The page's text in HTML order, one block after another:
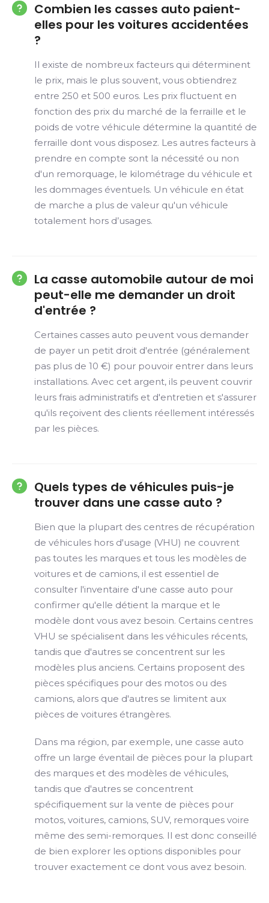
Combien les casses auto paient-
elles pour les voitures accidentées
?
Il existe de nombreux facteurs qui déterminent
le prix, mais le plus souvent, vous obtiendrez
entre 250 et 500 euros. Les prix fluctuent en
fonction des prix du marché de la ferraille et le
poids de votre véhicule détermine la quantité de
ferraille dont vous disposez. Les autres facteurs à
prendre en compte sont la nécessité ou non
d'un remorquage, le kilométrage du véhicule et
les dommages éventuels. Un véhicule en état
de marche a plus de valeur qu'un véhicule
totalement hors d’usages.
La casse automobile autour de moi
peut-elle me demander un droit
d'entrée ?
Certaines casses auto peuvent vous demander
de payer un petit droit d'entrée (généralement
pas plus de 10 €) pour pouvoir entrer dans leurs
installations. Avec cet argent, ils peuvent couvrir
leurs frais administratifs et d'entretien et s'assurer
qu'ils reçoivent des clients réellement intéressés
par les pièces.
Quels types de véhicules puis-je
trouver dans une casse auto ?
Bien que la plupart des centres de récupération
de véhicules hors d'usage (VHU) ne couvrent
pas toutes les marques et tous les modèles de
voitures et de camions, il est essentiel de
consulter l'inventaire d'une casse auto pour
confirmer qu'elle détient la marque et le
modèle dont vous avez besoin. Certains centres
VHU se spécialisent dans les véhicules récents,
tandis que d'autres se concentrent sur les
modèles plus anciens. Certains proposent des
pièces spécifiques pour des motos ou des
camions, alors que d'autres se limitent aux
pièces de voitures étrangères.
Dans ma région, par exemple, une casse auto
offre un large éventail de pièces pour la plupart
des marques et des modèles de véhicules,
tandis que d'autres se concentrent
spécifiquement sur la vente de pièces pour
motos, voitures, camions, SUV, remorques voire
même des semi-remorques. Il est donc conseillé
de bien explorer les options disponibles pour
trouver exactement ce dont vous avez besoin.